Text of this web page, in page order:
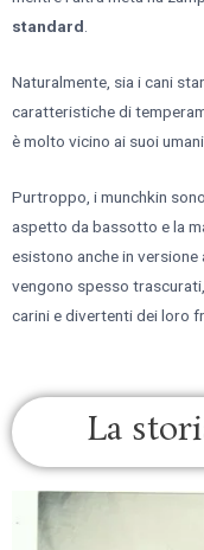
standard.
Naturalmente, sia i cani
caratteristiche di
è molto vicino ai suoi
Purtroppo, i munchkin
aspetto da bassotto e la
esistono anche in versione
vengono spesso
carini e divertenti dei loro
La